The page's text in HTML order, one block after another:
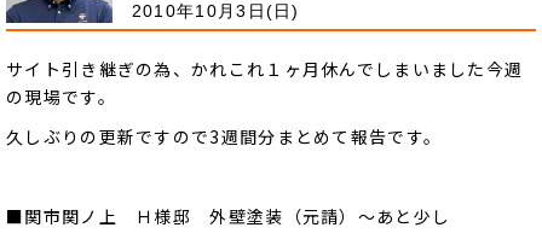
2010年10月3日(日)
サイト引き継ぎの為、かれこれ１ヶ月休んでしまいました今週
の現場です。
久しぶりの更新ですので3週間分まとめて報告です。
■関市関ノ上 Ｈ様邸 外壁塗装（元請）～あと少し